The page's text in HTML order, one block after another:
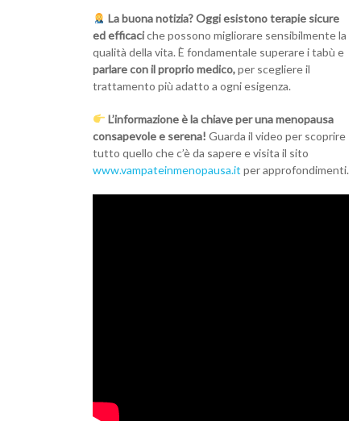
La buona notizia?Oggi esistono terapie sicure
ed efficaciche possono migliorare sensibilmente la
qualità della vita. È fondamentale superare i tabù e
parlare con il proprio medico,per scegliere il
trattamento più adatto a ogni esigenza.
L’informazione è la chiave per una menopausa
consapevole e serena! Guarda il video per scoprire
tutto quello che c’è da sapere e visita il sito
www.vampateinmenopausa.it per approfondimenti.